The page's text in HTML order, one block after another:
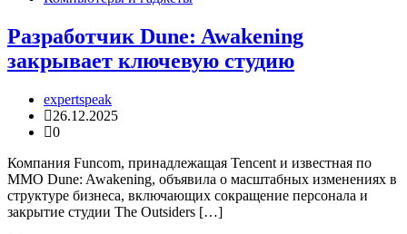
Разработчик Dune: Awakening
закрывает ключевую студию
expertspeak
26.12.2025
0
Компания Funcom, принадлежащая Tencent и известная по
MMO Dune: Awakening, объявила о масштабных изменениях в
структуре бизнеса, включающих сокращение персонала и
закрытие студии The Outsiders […]